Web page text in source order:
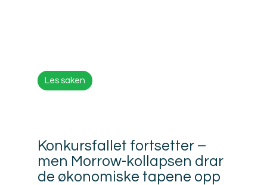
Les saken
Konkursfallet fortsetter –
men Morrow-kollapsen drar
de økonomiske tapene opp